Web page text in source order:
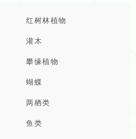
红树林植物
灌木
攀缘植物
蝴蝶
两栖类
鱼类